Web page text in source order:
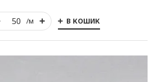
/м В КОШИК